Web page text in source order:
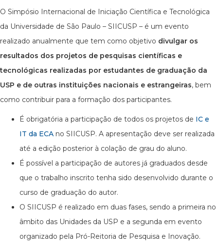
O Simpósio Internacional de Iniciação Científica e Tecnológica
da Universidade de São Paulo – SIICUSP – é um evento
realizado anualmente que tem como objetivo divulgar os
resultados dos projetos de pesquisas científicas e
tecnológicas realizadas por estudantes de graduação da
USP e de outras instituições nacionais e estrangeiras, bem
como contribuir para a formação dos participantes.
É obrigatória a participação de todos os projetos de IC e
IT da ECA no SIICUSP. A apresentação deve ser realizada
até a edição posterior à colação de grau do aluno.
É possível a participação de autores já graduados desde
que o trabalho inscrito tenha sido desenvolvido durante o
curso de graduação do autor.
O SIICUSP é realizado em duas fases, sendo a primeira no
âmbito das Unidades da USP e a segunda em evento
organizado pela Pró-Reitoria de Pesquisa e Inovação.